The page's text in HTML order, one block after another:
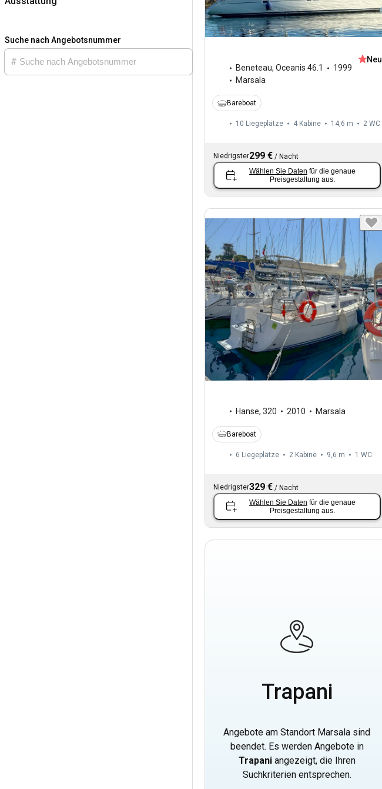
Suche nach Angebotsnummer
Beneteau, Oceanis 46.1
1999
Marsala
Neu
Bareboat
10 Liegeplätze 4 Kabine 14,6 m 2 WC
Niedrigster299 € / Nacht
Wählen Sie Daten für die genaue
Preisgestaltung aus.
Hanse, 320 2010 Marsala
Bareboat
6 Liegeplätze 2 Kabine 9,6 m 1 WC
Niedrigster329 € / Nacht
Wählen Sie Daten für die genaue
Preisgestaltung aus.
Trapani
Angebote am Standort Marsala sind
beendet. Es werden Angebote in
Trapaniangezeigt, die Ihren
Suchkriterien entsprechen.